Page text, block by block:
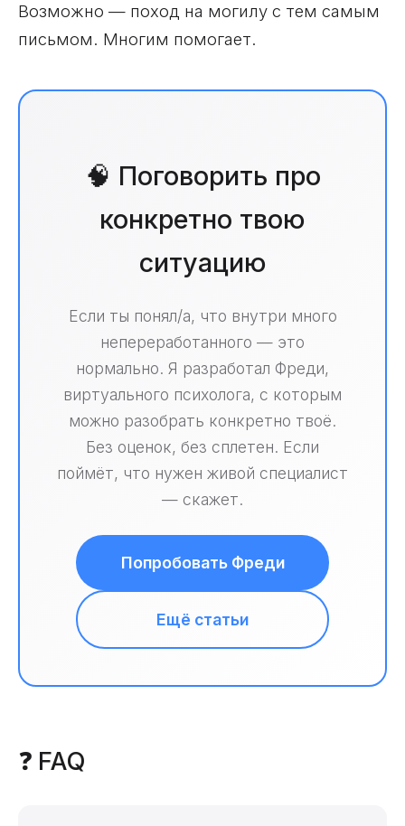
Возможно — поход на могилу с тем самым
письмом. Многим помогает.
🧠 Поговорить про
конкретно твою
ситуацию
Если ты понял/а, что внутри много
непереработанного — это
нормально. Я разработал Фреди,
виртуального психолога, с которым
можно разобрать конкретно твоё.
Без оценок, без сплетен. Если
поймёт, что нужен живой специалист
— скажет.
Попробовать Фреди
Ещё статьи
❓ FAQ